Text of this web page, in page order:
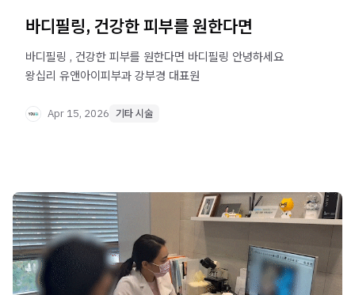
바디필링, 건강한 피부를 원한다면
바디필링 , 건강한 피부를 원한다면 바디필링 안녕하세요
왕십리 유앤아이피부과 강부경 대표원
Apr 15, 2026 기타 시술